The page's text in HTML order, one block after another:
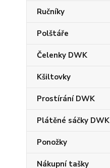
Ručníky
Polštáře
Čelenky DWK
Kšiltovky
Prostírání DWK
Plátěné sáčky DWK
Ponožky
Nákupní tašky